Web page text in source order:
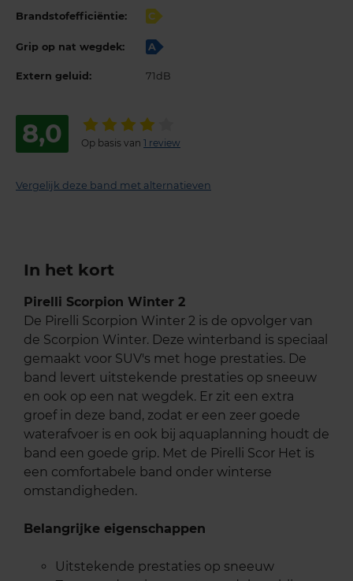
Brandstofefficiëntie: C
Grip op nat wegdek: A
Extern geluid: 71dB
8,0 Op basis van 1 review
Vergelijk deze band met alternatieven
In het kort
Pirelli Scorpion Winter 2
De Pirelli Scorpion Winter 2 is de opvolger van
de Scorpion Winter. Deze winterband is speciaal
gemaakt voor SUV's met hoge prestaties. De
band levert uitstekende prestaties op sneeuw
en ook op een nat wegdek. Er zit een extra
groef in deze band, zodat er een zeer goede
waterafvoer is en ook bij aquaplanning houdt de
band een goede grip. Met de Pirelli Scor Het is
een comfortabele band onder winterse
omstandigheden.
Belangrijke eigenschappen
Uitstekende prestaties op sneeuw